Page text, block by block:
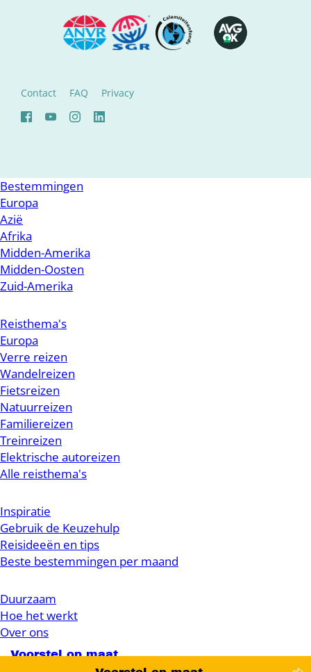
Contact FAQ Privacy
Bestemmingen
Europa
Azië
Afrika
Midden-Amerika
Midden-Oosten
Zuid-Amerika
Reisthema's
Europa
Verre reizen
Wandelreizen
Fietsreizen
Natuurreizen
Familiereizen
Treinreizen
Elektrische autoreizen
Alle reisthema's
Inspiratie
Gebruik de Keuzehulp
Reisideeën en tips
Beste bestemmingen per maand
Duurzaam
Hoe het werkt
Over ons
Voorstel op maat